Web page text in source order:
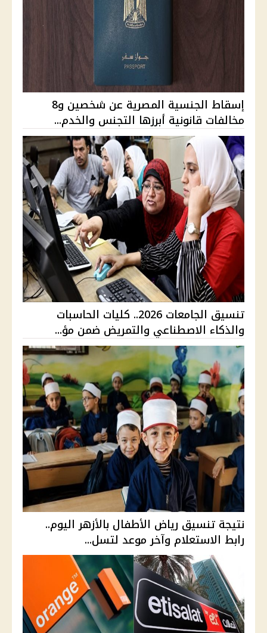
إسقاط الجنسية المصرية عن شخصين و8
مخالفات قانونية أبرزها التجنس والخدم...
تنسيق الجامعات 2026.. كليات الحاسبات
والذكاء الاصطناعي والتمريض ضمن مؤ...
نتيجة تنسيق رياض الأطفال بالأزهر اليوم..
رابط الاستعلام وآخر موعد لتسل...